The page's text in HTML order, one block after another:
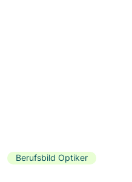
Berufsbild Optiker